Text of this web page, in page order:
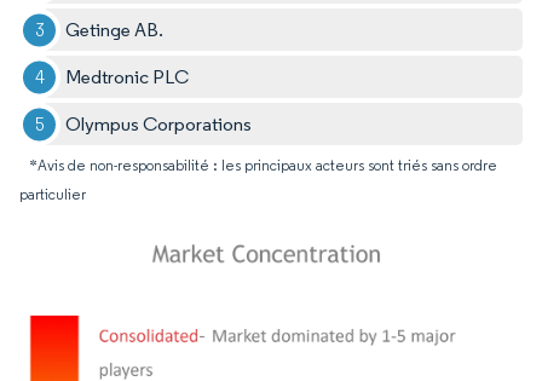
Getinge AB.
Medtronic PLC
Olympus Corporations
*Avis de non-responsabilité : les principaux acteurs sont triés sans ordre
particulier